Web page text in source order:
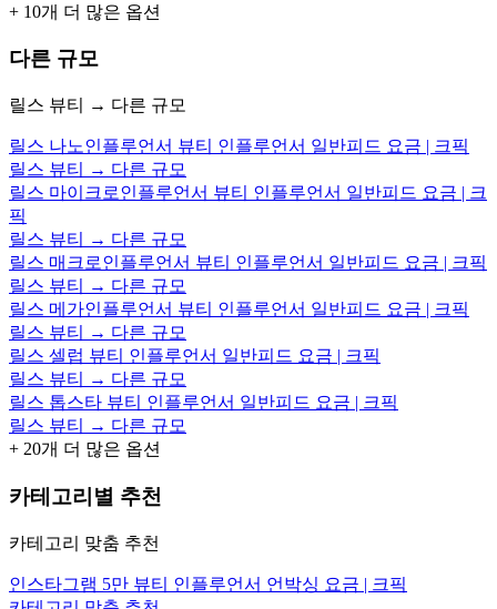
+ 10개 더 많은 옵션
다른 규모
릴스 뷰티 → 다른 규모
릴스 나노인플루언서 뷰티 인플루언서 일반피드 요금 | 크픽
릴스 뷰티 → 다른 규모
릴스 마이크로인플루언서 뷰티 인플루언서 일반피드 요금 | 크
픽
릴스 뷰티 → 다른 규모
릴스 매크로인플루언서 뷰티 인플루언서 일반피드 요금 | 크픽
릴스 뷰티 → 다른 규모
릴스 메가인플루언서 뷰티 인플루언서 일반피드 요금 | 크픽
릴스 뷰티 → 다른 규모
릴스 셀럽 뷰티 인플루언서 일반피드 요금 | 크픽
릴스 뷰티 → 다른 규모
릴스 톱스타 뷰티 인플루언서 일반피드 요금 | 크픽
릴스 뷰티 → 다른 규모
+ 20개 더 많은 옵션
카테고리별 추천
카테고리 맞춤 추천
인스타그램 5만 뷰티 인플루언서 언박싱 요금 | 크픽